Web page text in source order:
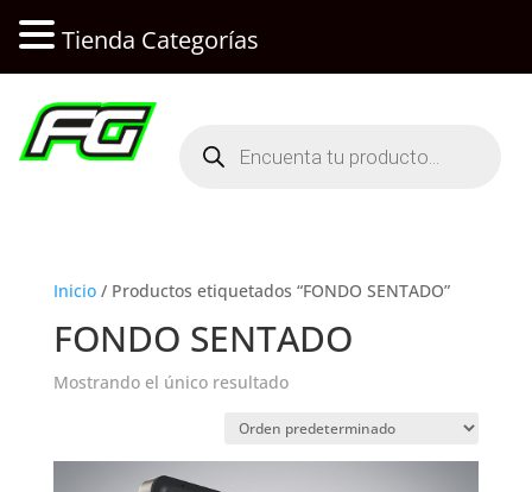
productos
Inicio/ Productos etiquetados “FONDO SENTADO”
FONDO SENTADO
Mostrando el único resultado
Tienda Categorías